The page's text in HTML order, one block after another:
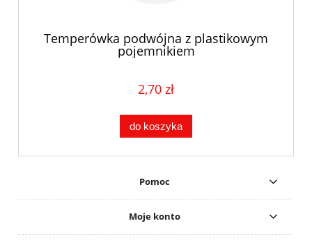
Temperówka podwójna z plastikowym
pojemnikiem
2,70 zł
do koszyka
Pomoc
Moje konto